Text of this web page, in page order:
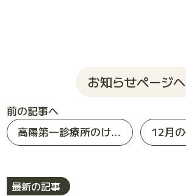
お知らせページへ
前の記事へ
高陽第一診療所のけんこう祭に行ってきました
最新の記事